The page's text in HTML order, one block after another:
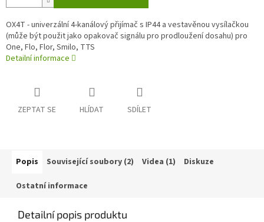
OX4T - univerzální 4-kanálový přijímač s IP44 a vestavěnou vysílačkou
(může být použit jako opakovač signálu pro prodloužení dosahu) pro
One, Flo, Flor, Smilo, TTS
Detailní informace
ZEPTAT SE HLÍDAT SDÍLET
Popis Související soubory (2) Videa (1) Diskuze
Ostatní informace
Detailní popis produktu